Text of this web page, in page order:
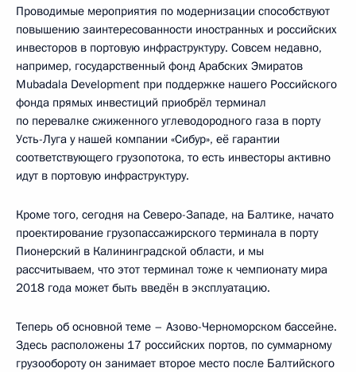
Проводимые мероприятия по модернизации способствуют
повышению заинтересованности иностранных и российских
инвесторов в портовую инфраструктуру. Совсем недавно,
например, государственный фонд Арабских Эмиратов
Mubadala Development при поддержке нашего Российского
фонда прямых инвестиций приобрёл терминал
по перевалке сжиженного углеводородного газа в порту
Усть-Луга у нашей компании «Сибур», её гарантии
соответствующего грузопотока, то есть инвесторы активно
идут в портовую инфраструктуру.
Кроме того, сегодня на Северо-Западе, на Балтике, начато
проектирование грузопассажирского терминала в порту
Пионерский в Калининградской области, и мы
рассчитываем, что этот терминал тоже к чемпионату мира
2018 года может быть введён в эксплуатацию.
Теперь об основной теме – Азово-Черноморском бассейне.
Здесь расположены 17 российских портов, по суммарному
грузообороту он занимает второе место после Балтийского